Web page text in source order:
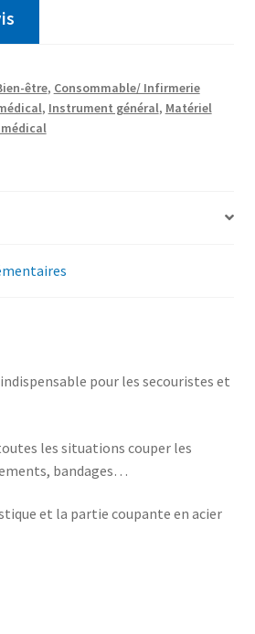
être, Consommable/ Infirmerie
, Instrument général, Matériel
pour les secouristes et
les situations couper les
bandages…
et la partie coupante en acier